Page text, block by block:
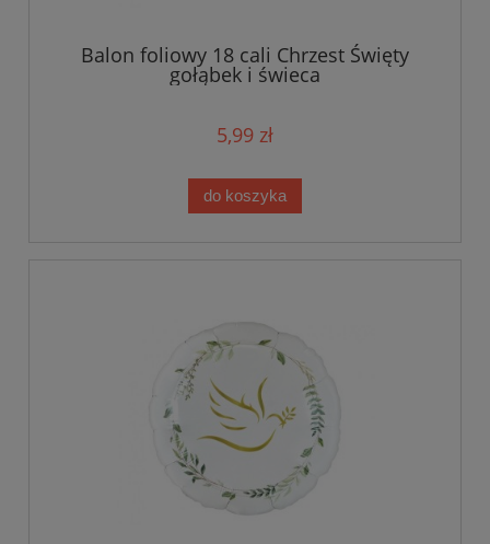
Balon foliowy 18 cali Chrzest Święty
gołąbek i świeca
5,99 zł
do koszyka